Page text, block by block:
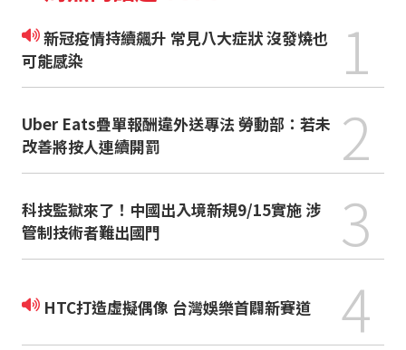
新冠疫情持續飆升 常見八大症狀 沒發燒也
可能感染
1
Uber Eats疊單報酬違外送專法 勞動部：若未
改善將按人連續開罰
2
科技監獄來了！中國出入境新規9/15實施 涉
管制技術者難出國門
3
HTC打造虛擬偶像 台灣娛樂首闢新賽道 4